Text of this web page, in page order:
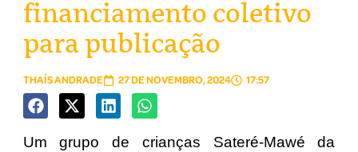
financiamento coletivo
para publicação
THAÍS ANDRADE 27 DE NOVEMBRO, 2024 17:57
Um grupo de crianças Sateré-Mawé da